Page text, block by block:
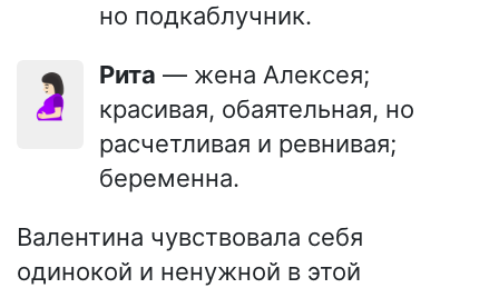
но подкаблучник.
🤰🏻 Рита — жена Алексея;
красивая, обаятельная, но
расчетливая и ревнивая;
беременна.
Валентина чувствовала себя
одинокой и ненужной в этой